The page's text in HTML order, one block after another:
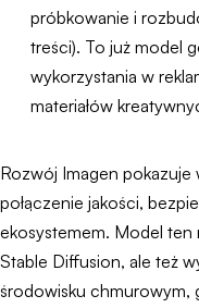
próbkowanie i
treści). To już model
wykorzystania w
materiałów
Rozwój Imagen pokazuje
połączenie jakości,
ekosystemem. Model ten
Stable Diffusion, ale też
środowisku chmurowym,